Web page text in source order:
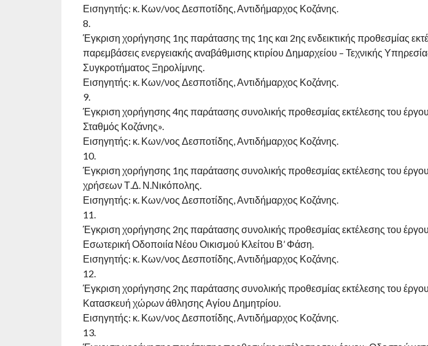
Εισηγητής: κ. Κων/νος Δεσποτίδης, Αντιδήμαρχος Κοζάνης.
8.
Έγκριση χορήγησης 1ης παράτασης της 1ης και 2ης ενδεικτικής προθεσμίας
παρεμβάσεις ενεργειακής αναβάθμισης κτιρίου Δημαρχείου – Τεχνικής
Συγκροτήματος Ξηρολίμνης.
Εισηγητής: κ. Κων/νος Δεσποτίδης, Αντιδήμαρχος Κοζάνης.
9.
Έγκριση χορήγησης 4ης παράτασης συνολικής προθεσμίας εκτέλεσης του
Σταθμός Κοζάνης».
Εισηγητής: κ. Κων/νος Δεσποτίδης, Αντιδήμαρχος Κοζάνης.
10.
Έγκριση χορήγησης 1ης παράτασης συνολικής προθεσμίας εκτέλεσης του
χρήσεων Τ.Δ. Ν.Νικόπολης.
Εισηγητής: κ. Κων/νος Δεσποτίδης, Αντιδήμαρχος Κοζάνης.
11.
Έγκριση χορήγησης 2ης παράτασης συνολικής προθεσμίας εκτέλεσης του
Εσωτερική Οδοποιία Νέου Οικισμού Κλείτου Β’ Φάση.
Εισηγητής: κ. Κων/νος Δεσποτίδης, Αντιδήμαρχος Κοζάνης.
12.
Έγκριση χορήγησης 2ης παράτασης συνολικής προθεσμίας εκτέλεσης του
Κατασκευή χώρων άθλησης Αγίου Δημητρίου.
Εισηγητής: κ. Κων/νος Δεσποτίδης, Αντιδήμαρχος Κοζάνης.
13.